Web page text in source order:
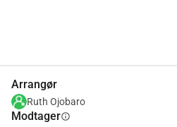
Arrangør
Ruth Ojobaro
Modtagerinfo